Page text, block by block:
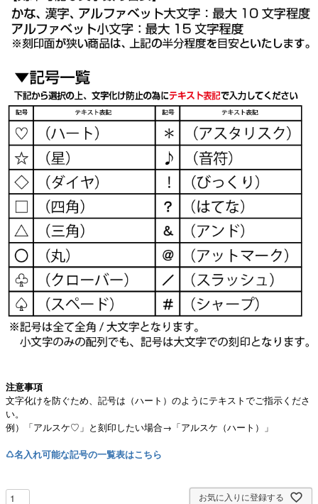
注意事項
文字化けを防ぐため、記号は（ハート）のようにテキストでご指示くださ
い。
例）「アルスケ♡」と刻印したい場合→「アルスケ（ハート）」
♺名入れ可能な記号の一覧表はこちら
お気に入りに登録する